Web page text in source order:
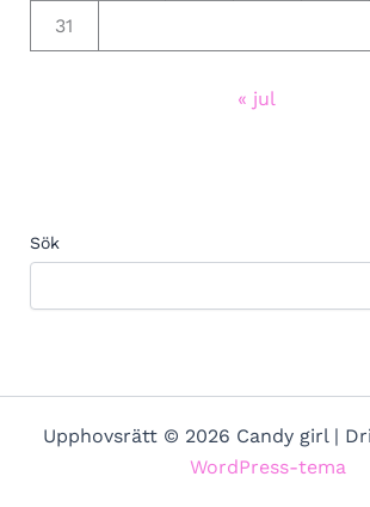
31
« jul
Sök
Upphovsrätt © 2026 Candy girl |
WordPress-tema